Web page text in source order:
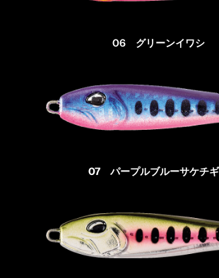
06 グリーンイワシ
07 パープルブルーサケチ